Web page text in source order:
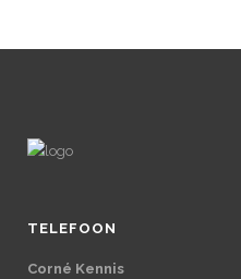
TELEFOON
Corné Kennis